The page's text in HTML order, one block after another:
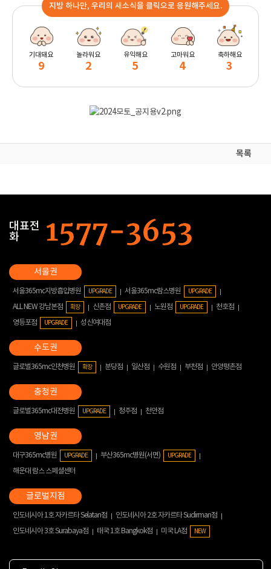
지방 하나만, 우리의 새소식을 클릭으로 응원해주세요.
기대돼요
9
놀라워요
2
유익해요
5
고마워요
4
축하해요
3
목록
대표전
화
서울365mc지방흡입병원 UPGRADE 서울365mc람스병원 UPGRADE
ALL NEW 강남본점 확장 신촌점 UPGRADE 노원점 UPGRADE
천호점
영등포점
UPGRADE 성신여대점
글로벌365mc인천병원 확장 분당점 일산점 수원점 부천점 안양평촌점
글로벌365mc대전병원 UPGRADE 청주점 천안점
대구365mc병원 UPGRADE 부산365mc병원(서면) UPGRADE
해운대 람스 스페셜센터
인도네시아 1호 자카르타 Selatan점
인도네시아 2호 자카르타 Sudirman점
인도네시아 3호 Surabaya점
태국 1호 Bangkok점 미국 LA점 NEW